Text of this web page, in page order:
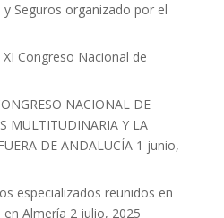
y Seguros organizado por el
Congreso Nacional de
NACIONAL DE
MULTITUDINARIA Y LA
DE ANDALUCÍA 1 junio,
especializados reunidos en
en Almería 2 julio, 2025